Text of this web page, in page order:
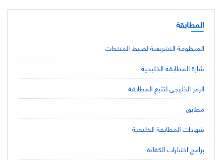
المطابقة
المنظومة التشريعية لضبط المنتجات
شارة المطابقة الخليجية
الرمز الخليجي لتتبع المطابقة
مطابق
شهادات المطابقة الخليجية
برامج اختبارات الكفاءة